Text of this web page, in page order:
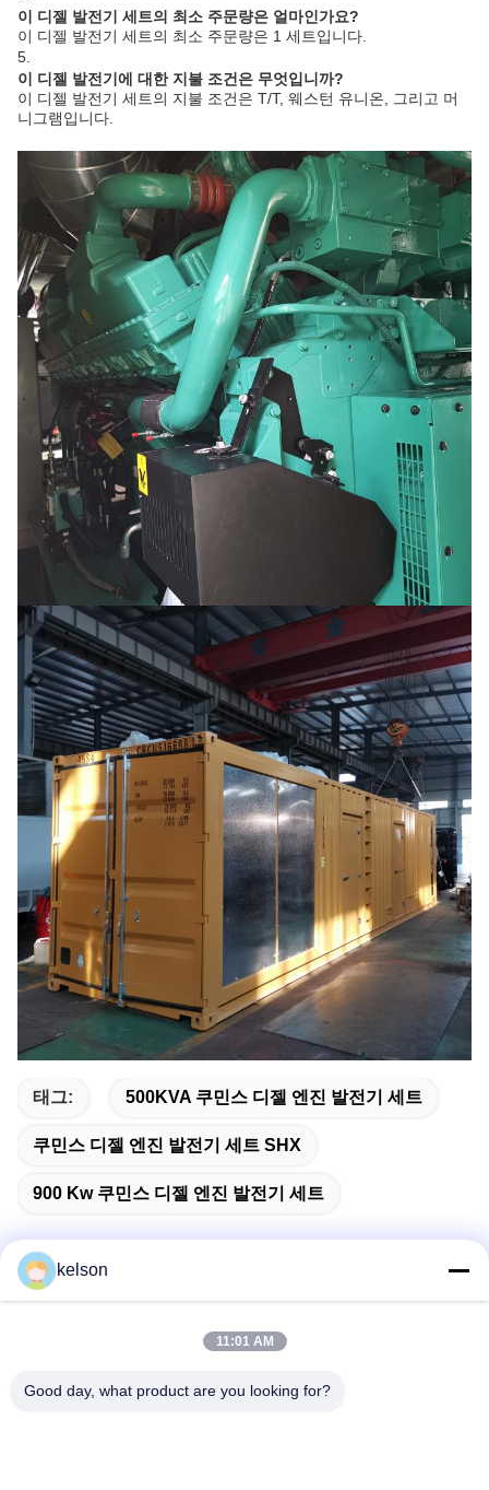
이 디젤 발전기 세트의 최소 주문량은 얼마인가요?
이 디젤 발전기 세트의 최소 주문량은 1 세트입니다.
5.
이 디젤 발전기에 대한 지불 조건은 무엇입니까?
이 디젤 발전기 세트의 지불 조건은 T/T, 웨스턴 유니온, 그리고 머
니그램입니다.
태그: 500KVA 쿠민스 디젤 엔진 발전기 세트
쿠민스 디젤 엔진 발전기 세트 SHX
900 Kw 쿠민스 디젤 엔진 발전기 세트
주소
kelson
11:01 AM
Good day, what product are you looking for?